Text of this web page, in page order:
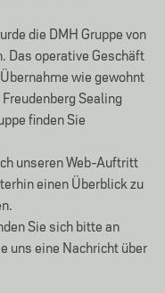
die DMH Gruppe von
Das operative Geschäft
wie gewohnt
Sealing
finden Sie
unseren Web-Auftritt
einen Überblick zu
Sie sich bitte an
uns eine Nachricht über